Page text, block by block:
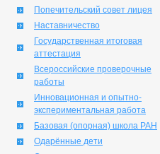
Попечительский совет лицея
Наставничество
Государственная итоговая
аттестация
Всероссийские проверочные
работы
Инновационная и опытно-
экспериментальная работа
Базовая (опорная) школа РАН
Одарённые дети